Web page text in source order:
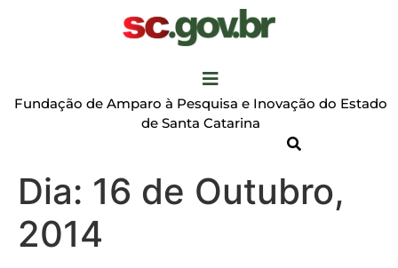
Fundação de Amparo à Pesquisa e Inovação do Estado
de Santa Catarina
Dia: 16 de Outubro,
2014